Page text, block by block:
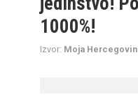
1000%!
Izvor: Moja